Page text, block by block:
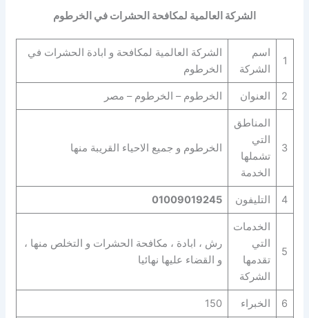
الشركة العالمية لمكافحة الحشرات في الخرطوم
1
اسم
الشركة
الشركة العالمية لمكافحة و ابادة الحشرات في
الخرطوم
2 العنوان الخرطوم – الخرطوم – مصر
3
المناطق
التي
تشملها
الخدمة
الخرطوم و جميع الاحياء القريبة منها
4 التليفون 01009019245
5
الخدمات
التي
تقدمها
الشركة
رش ، ابادة ، مكافحة الحشرات و التخلص منها ،
و القضاء عليها نهائيا
6 الخبراء 150